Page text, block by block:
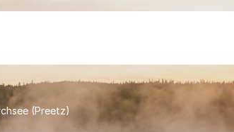
(Preetz)